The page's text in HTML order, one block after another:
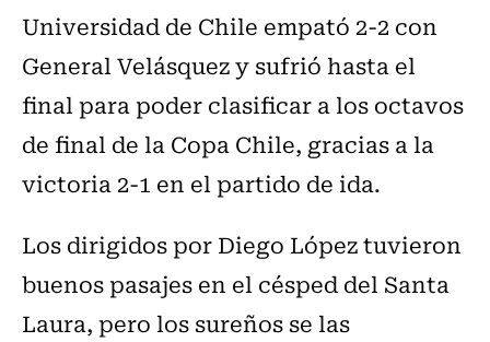
Universidad de Chile empató 2-2 con
General Velásquez y sufrió hasta el
final para poder clasificar a los octavos
de final de la Copa Chile, gracias a la
victoria 2-1 en el partido de ida.
Los dirigidos por Diego López tuvieron
buenos pasajes en el césped del Santa
Laura, pero los sureños se las